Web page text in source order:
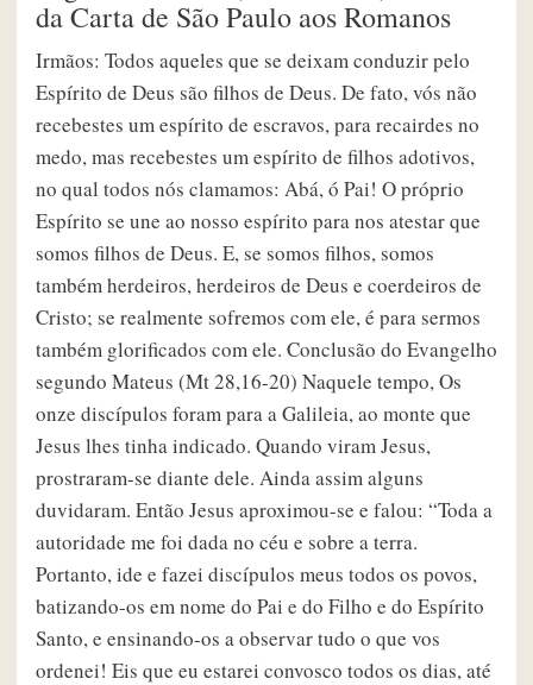
da Carta de São Paulo aos Romanos
Irmãos: Todos aqueles que se deixam conduzir pelo
Espírito de Deus são filhos de Deus. De fato, vós não
recebestes um espírito de escravos, para recairdes no
medo, mas recebestes um espírito de filhos adotivos,
no qual todos nós clamamos: Abá, ó Pai! O próprio
Espírito se une ao nosso espírito para nos atestar que
somos filhos de Deus. E, se somos filhos, somos
também herdeiros, herdeiros de Deus e coerdeiros de
Cristo; se realmente sofremos com ele, é para sermos
também glorificados com ele. Conclusão do Evangelho
segundo Mateus (Mt 28,16-20) Naquele tempo, Os
onze discípulos foram para a Galileia, ao monte que
Jesus lhes tinha indicado. Quando viram Jesus,
prostraram-se diante dele. Ainda assim alguns
duvidaram. Então Jesus aproximou-se e falou: “Toda a
autoridade me foi dada no céu e sobre a terra.
Portanto, ide e fazei discípulos meus todos os povos,
batizando-os em nome do Pai e do Filho e do Espírito
Santo, e ensinando-os a observar tudo o que vos
ordenei! Eis que eu estarei convosco todos os dias, até